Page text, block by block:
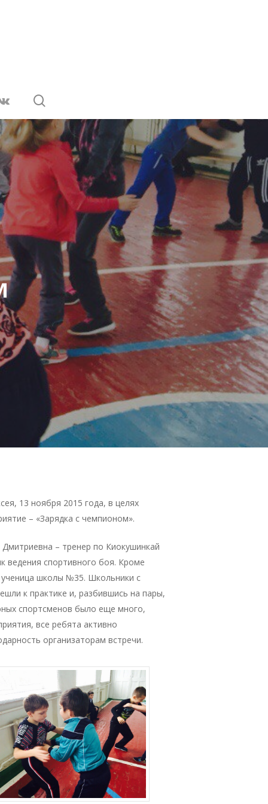
13 ноября 2015 года, в целях
– «Зарядка с чемпионом».
– тренер по Киокушинкай
ведения спортивного боя. Кроме
школы №35. Школьники с
к практике и, разбившись на пары,
спортсменов было еще много,
все ребята активно
организаторам встречи.